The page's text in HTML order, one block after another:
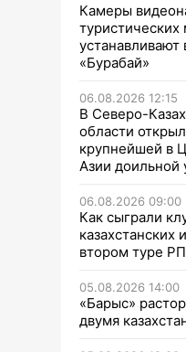
Камеры
«Бурабай»
06.08.2026 12:15
В Северо-
области
крупнейшей в
Азии доильной
06.08.2026 09:00
Как сыграли
казахстанских
втором туре
05.08.2026 14:00
«Барыс»
двумя